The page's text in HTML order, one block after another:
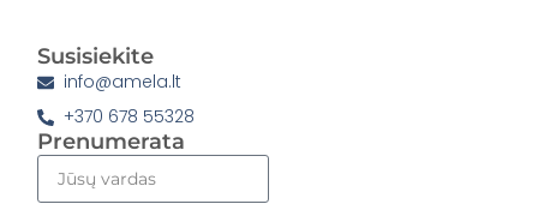
Susisiekite
info@amela.lt
+370 678 55328
Prenumerata